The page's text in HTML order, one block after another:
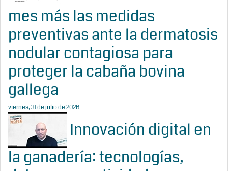
mes más las medidas
preventivas ante la dermatosis
nodular contagiosa para
proteger la cabaña bovina
gallega
viernes, 31 de julio de 2026
Innovación digital en
la ganadería: tecnologías,